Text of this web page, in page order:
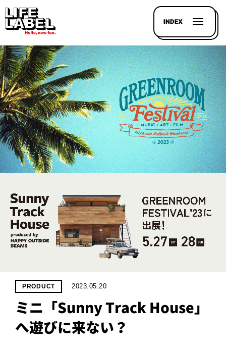
INDEX
記事を
探す
LL
LINE-
UP
WHAT’S
ライフレー
PRODUCT 2023.05.20
ミニ「Sunny Track House」
へ遊びに来ない？